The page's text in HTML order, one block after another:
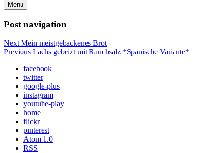
Menu
Post navigation
Next Mein meistgebackenes Brot
Previous Lachs gebeizt mit Rauchsalz *Spanische Variante*
facebook
twitter
google-plus
instagram
youtube-play
home
flickr
pinterest
Atom 1.0
RSS